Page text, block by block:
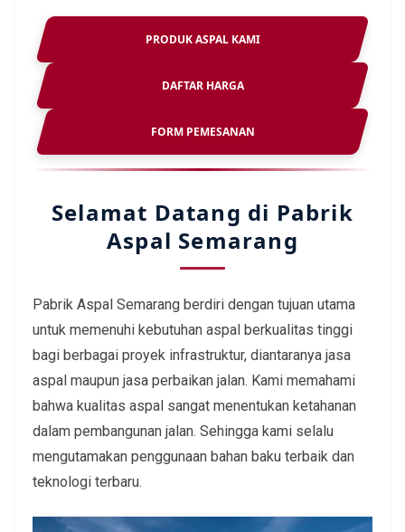
PRODUK ASPAL KAMI
DAFTAR HARGA
FORM PEMESANAN
Selamat Datang di Pabrik
Aspal Semarang
Pabrik Aspal Semarang berdiri dengan tujuan utama
untuk memenuhi kebutuhan aspal berkualitas tinggi
bagi berbagai proyek infrastruktur, diantaranya jasa
aspal maupun jasa perbaikan jalan. Kami memahami
bahwa kualitas aspal sangat menentukan ketahanan
dalam pembangunan jalan. Sehingga kami selalu
mengutamakan penggunaan bahan baku terbaik dan
teknologi terbaru.